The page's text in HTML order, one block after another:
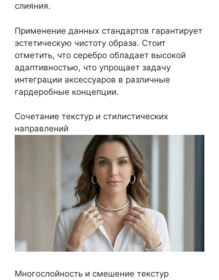
слияния.
Применение данных стандартов гарантирует
эстетическую чистоту образа. Стоит
отметить, что серебро обладает высокой
адаптивностью, что упрощает задачу
интеграции аксессуаров в различные
гардеробные концепции.
Сочетание текстур и стилистических
направлений
Многослойность и смешение текстур